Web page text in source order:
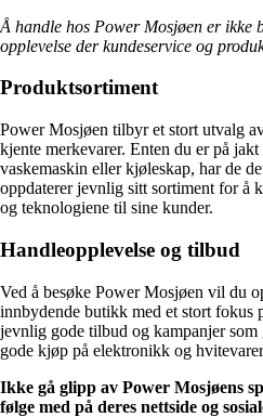
Å handle hos Power Mosjøen er ikke
opplevelse der kundeservice og
Produktsortiment
Power Mosjøen tilbyr et stort utvalg
kjente merkevarer. Enten du er på
vaskemaskin eller kjøleskap, har de
oppdaterer jevnlig sitt sortiment for å
og teknologiene til sine kunder.
Handleopplevelse og tilbud
Ved å besøke Power Mosjøen vil du
innbydende butikk med et stort fokus
jevnlig gode tilbud og kampanjer
gode kjøp på elektronikk og
Ikke gå glipp av Power Mosjøens
følge med på deres nettside og